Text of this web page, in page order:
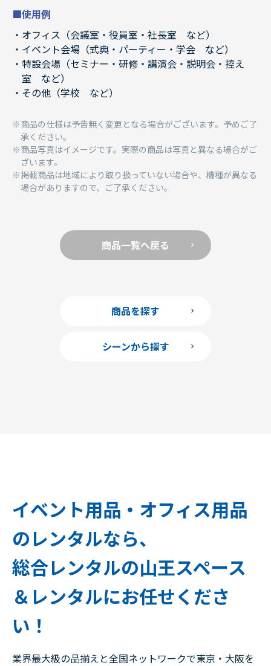
■使用例
オフィス（会議室・役員室・社長室 など）
イベント会場（式典・パーティー・学会 など）
特設会場（セミナー・研修・講演会・説明会・控え
室 など）
その他（学校 など）
商品の仕様は予告無く変更となる場合がございます。予めご了
承ください。
商品写真はイメージです。実際の商品は写真と異なる場合がご
ざいます。
掲載商品は地域により取り扱っていない場合や、機種が異なる
場合がありますので、ご了承ください。
商品一覧へ戻る
商品を探す
シーンから探す
イベント用品・オフィス用品
のレンタルなら、
総合レンタルの山王スペース
＆レンタルにお任せくださ
い！
業界最大級の品揃えと全国ネットワークで東京・大阪を